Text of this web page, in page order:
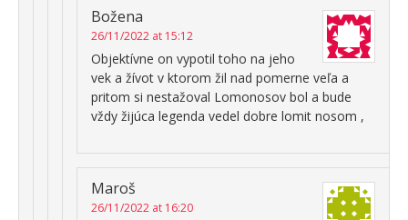
Božena
26/11/2022 at 15:12
Objektívne on vypotil toho na jeho
vek a žívot v ktorom žil nad pomerne veľa a
pritom si nestažoval Lomonosov bol a bude
vždy žijúca legenda vedel dobre lomit nosom ,
Maroš
26/11/2022 at 16:20